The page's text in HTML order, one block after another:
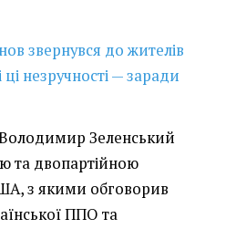
звернувся до жителів
незручності — заради
Зеленський
та двопартійною
з якими обговорив
ППО та